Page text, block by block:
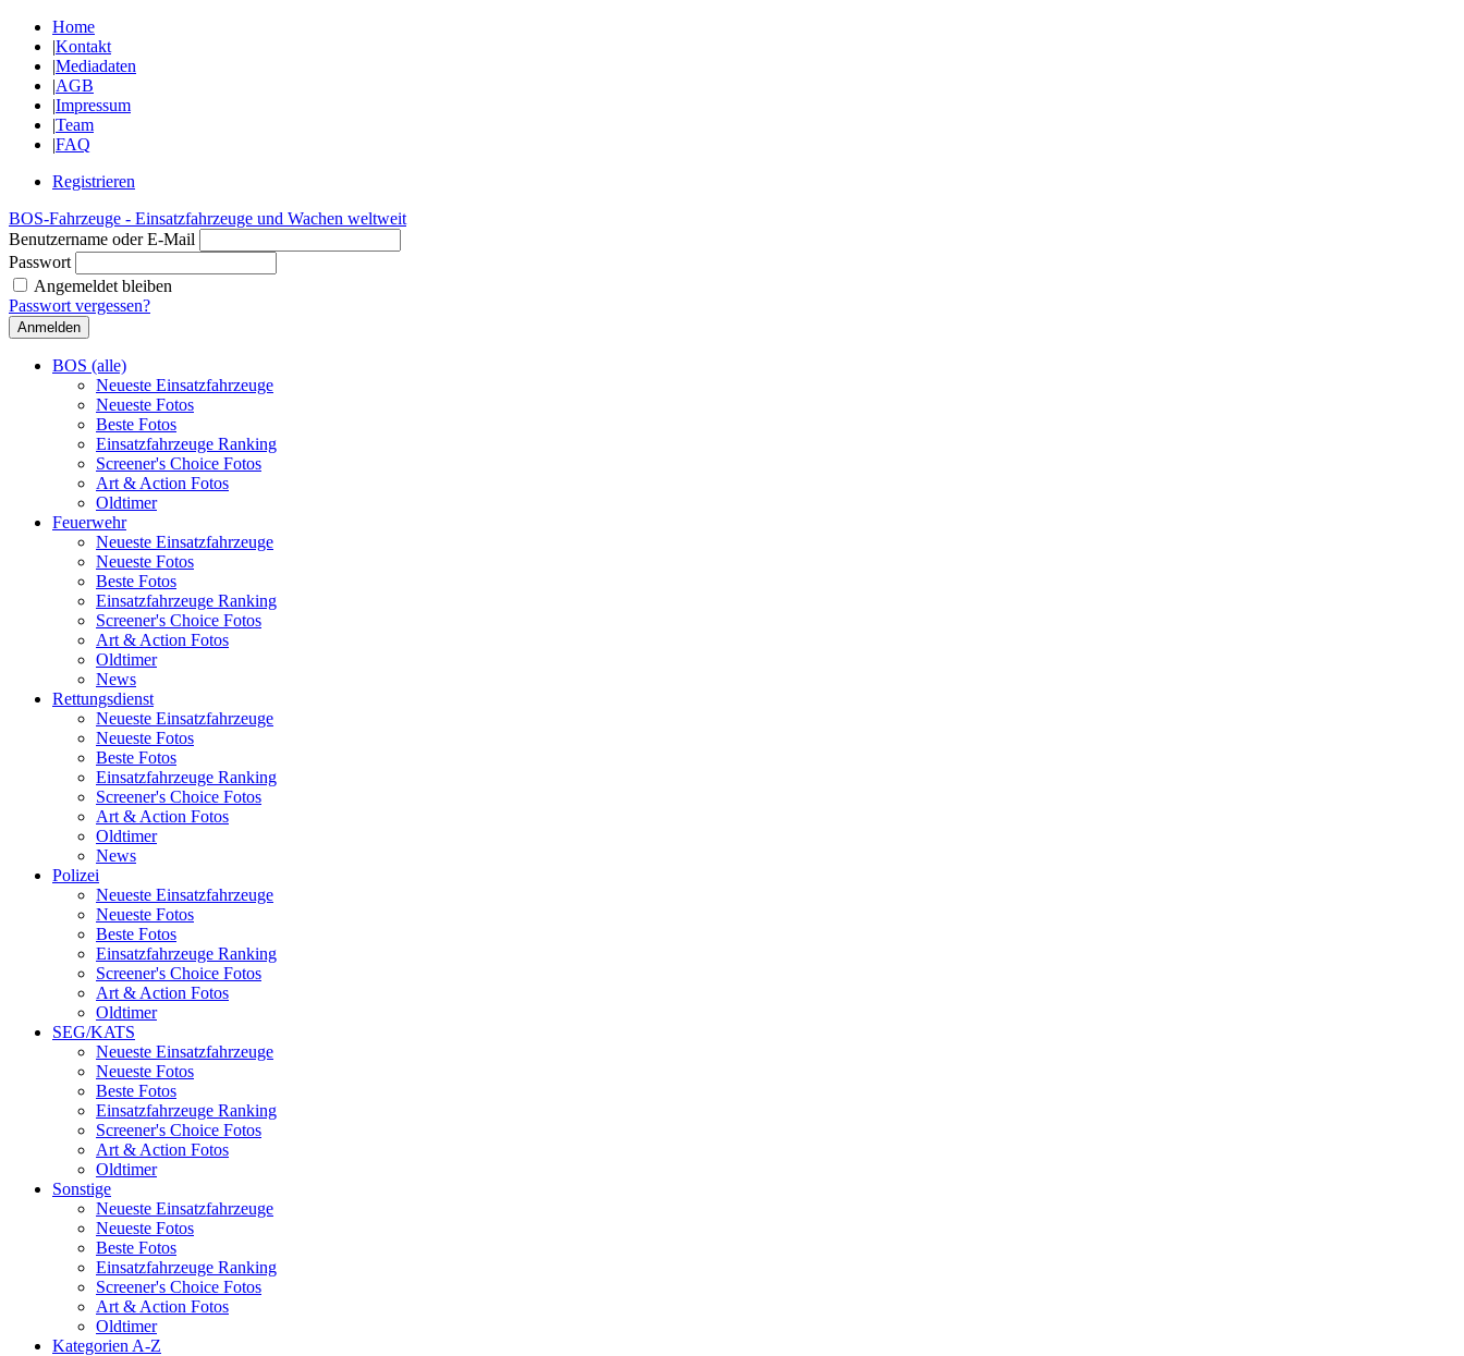
Home
|Kontakt
|Mediadaten
|AGB
|Impressum
|Team
|FAQ
Registrieren
BOS-Fahrzeuge - Einsatzfahrzeuge und Wachen weltweit
Benutzername oder E-Mail
Passwort
Angemeldet bleiben
Passwort vergessen?
BOS (alle)
Neueste Einsatzfahrzeuge
Neueste Fotos
Beste Fotos
Einsatzfahrzeuge Ranking
Screener's Choice Fotos
Art & Action Fotos
Oldtimer
Feuerwehr
Neueste Einsatzfahrzeuge
Neueste Fotos
Beste Fotos
Einsatzfahrzeuge Ranking
Screener's Choice Fotos
Art & Action Fotos
Oldtimer
News
Rettungsdienst
Neueste Einsatzfahrzeuge
Neueste Fotos
Beste Fotos
Einsatzfahrzeuge Ranking
Screener's Choice Fotos
Art & Action Fotos
Oldtimer
News
Polizei
Neueste Einsatzfahrzeuge
Neueste Fotos
Beste Fotos
Einsatzfahrzeuge Ranking
Screener's Choice Fotos
Art & Action Fotos
Oldtimer
SEG/KATS
Neueste Einsatzfahrzeuge
Neueste Fotos
Beste Fotos
Einsatzfahrzeuge Ranking
Screener's Choice Fotos
Art & Action Fotos
Oldtimer
Sonstige
Neueste Einsatzfahrzeuge
Neueste Fotos
Beste Fotos
Einsatzfahrzeuge Ranking
Screener's Choice Fotos
Art & Action Fotos
Oldtimer
Kategorien A-Z